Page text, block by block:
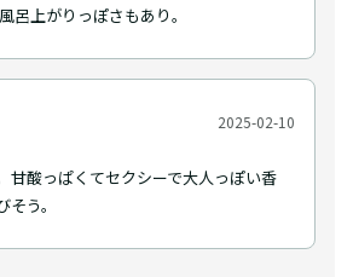
呂上がりっぽさもあり。
2025-02-10
甘酸っぱくてセクシーで大人っぽい香
う。